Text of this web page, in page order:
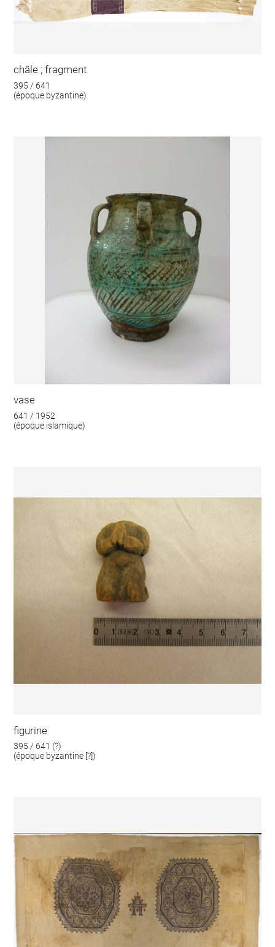
châle ; fragment
395 / 641
(époque byzantine)
vase
641 / 1952
(époque islamique)
figurine
395 / 641 (?)
(époque byzantine [?])